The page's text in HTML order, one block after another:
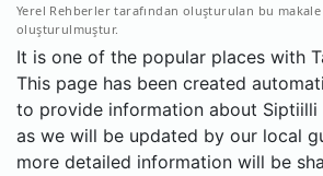
Yerel Rehberler tarafından oluşturulan bu
oluşturulmuştur.
It is one of the popular places with
This page has been created
to provide information about Siptiilli
as we will be updated by our local
more detailed information will be